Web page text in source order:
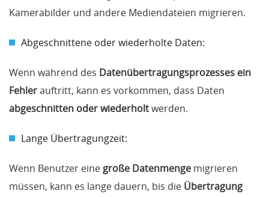
Kamerabilder und andere Mediendateien migrieren.
Abgeschnittene oder wiederholte Daten:
Wenn während des Datenübertragungsprozesses ein
Fehlerauftritt, kann es vorkommen, dass Daten
abgeschnitten oder wiederholtwerden.
Lange Übertragungzeit:
Wenn Benutzer einegroße Datenmenge migrieren
müssen, kann es lange dauern, bis die Übertragung